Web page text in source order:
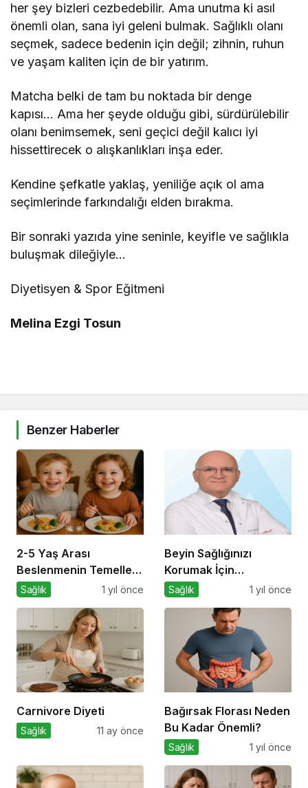
her şey bizleri cezbedebilir. Ama unutma ki asıl
önemli olan, sana iyi geleni bulmak. Sağlıklı olanı
seçmek, sadece bedenin için değil; zihnin, ruhun
ve yaşam kaliten için de bir yatırım.
Matcha belki de tam bu noktada bir denge
kapısı… Ama her şeyde olduğu gibi, sürdürülebilir
olanı benimsemek, seni geçici değil kalıcı iyi
hissettirecek o alışkanlıkları inşa eder.
Kendine şefkatle yaklaş, yeniliğe açık ol ama
seçimlerinde farkındalığı elden bırakma.
Bir sonraki yazıda yine seninle, keyifle ve sağlıkla
buluşmak dileğiyle…
Diyetisyen & Spor Eğitmeni
Melina Ezgi Tosun
Benzer Haberler
2-5 Yaş Arası
Beslenmenin Temelleri:
Okul Öncesi Dönemde
Sağlık 1 yıl önce
Beyin Sağlığınızı
Korumak İçin
Uygulayabileceğiniz 7
Sağlık 1 yıl önce
Carnivore Diyeti
Sağlık 11 ay önce
Bağırsak Florası Neden
Bu Kadar Önemli?
Sağlık 1 yıl önce